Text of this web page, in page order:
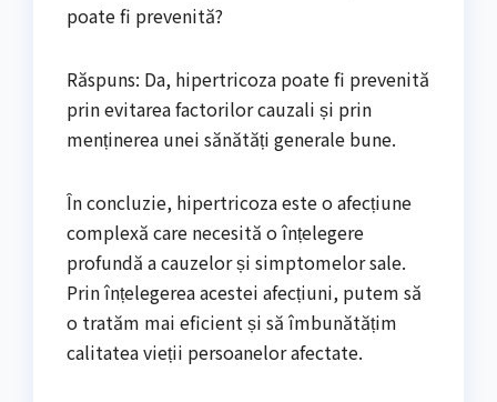
poate fi prevenită?
Răspuns: Da, hipertricoza poate fi prevenită
prin evitarea factorilor cauzali și prin
menținerea unei sănătăți generale bune.
În concluzie, hipertricoza este o afecțiune
complexă care necesită o înțelegere
profundă a cauzelor și simptomelor sale.
Prin înțelegerea acestei afecțiuni, putem să
o tratăm mai eficient și să îmbunătățim
calitatea vieții persoanelor afectate.